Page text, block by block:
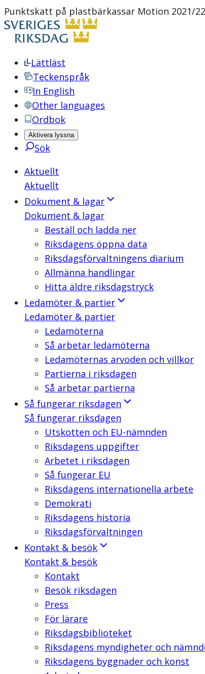
Punktskatt på plastbärkassar Motion 2021/
Lättläst
Teckenspråk
In English
Other languages
Ordbok
Aktivera lyssna
Sök
Aktuellt
Aktuellt
Dokument & lagar
Dokument & lagar
Beställ och ladda ner
Riksdagens öppna data
Riksdagsförvaltningens diarium
Allmänna handlingar
Hitta äldre riksdagstryck
Ledamöter & partier
Ledamöter & partier
Ledamöterna
Så arbetar ledamöterna
Ledamöternas arvoden och villkor
Partierna i riksdagen
Så arbetar partierna
Så fungerar riksdagen
Så fungerar riksdagen
Utskotten och EU-nämnden
Riksdagens uppgifter
Arbetet i riksdagen
Så fungerar EU
Riksdagens internationella arbete
Demokrati
Riksdagens historia
Riksdagsförvaltningen
Kontakt & besök
Kontakt & besök
Kontakt
Besök riksdagen
Press
För lärare
Riksdagsbiblioteket
Riksdagens myndigheter och
Riksdagens byggnader och konst